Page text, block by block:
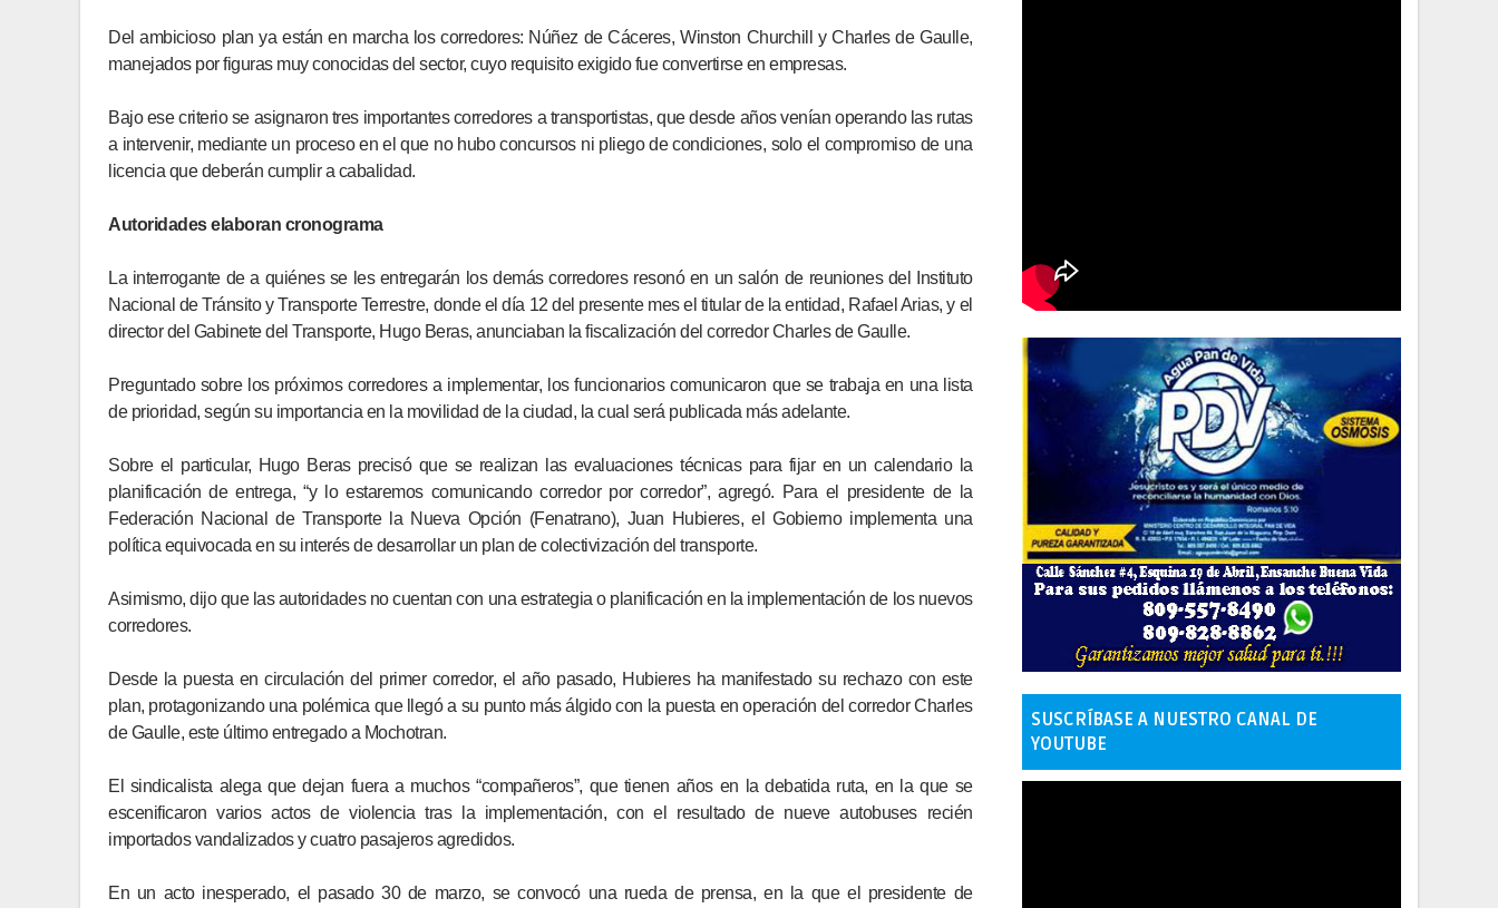
Del ambicioso plan ya están en marcha los corredores: Núñez de Cáceres, Winston Churchill y Charles de Gaulle,
manejados por figuras muy conocidas del sector, cuyo requisito exigido fue convertirse en empresas.
Bajo ese criterio se asignaron tres importantes corredores a transportistas, que desde años venían operando las rutas
a intervenir, mediante un proceso en el que no hubo concursos ni pliego de condiciones, solo el compromiso de una
licencia que deberán cumplir a cabalidad.
Autoridades elaboran cronograma
La interrogante de a quiénes se les entregarán los demás corredores resonó en un salón de reuniones del Instituto
Nacional de Tránsito y Transporte Terrestre, donde el día 12 del presente mes el titular de la entidad, Rafael Arias, y el
director del Gabinete del Transporte, Hugo Beras, anunciaban la fiscalización del corredor Charles de Gaulle.
Preguntado sobre los próximos corredores a implementar, los funcionarios comunicaron que se trabaja en una lista
de prioridad, según su importancia en la movilidad de la ciudad, la cual será publicada más adelante.
Sobre el particular, Hugo Beras precisó que se realizan las evaluaciones técnicas para fijar en un calendario la
planificación de entrega, “y lo estaremos comunicando corredor por corredor”, agregó. Para el presidente de la
Federación Nacional de Transporte la Nueva Opción (Fenatrano), Juan Hubieres, el Gobierno implementa una
política equivocada en su interés de desarrollar un plan de colectivización del transporte.
Asimismo, dijo que las autoridades no cuentan con una estrategia o planificación en la implementación de los nuevos
corredores.
Desde la puesta en circulación del primer corredor, el año pasado, Hubieres ha manifestado su rechazo con este
plan, protagonizando una polémica que llegó a su punto más álgido con la puesta en operación del corredor Charles
de Gaulle, este último entregado a Mochotran.
El sindicalista alega que dejan fuera a muchos “compañeros”, que tienen años en la debatida ruta, en la que se
escenificaron varios actos de violencia tras la implementación, con el resultado de nueve autobuses recién
importados vandalizados y cuatro pasajeros agredidos.
En un acto inesperado, el pasado 30 de marzo, se convocó una rueda de prensa, en la que el presidente de
SUSCRÍBASE A NUESTRO CANAL DE
YOUTUBE